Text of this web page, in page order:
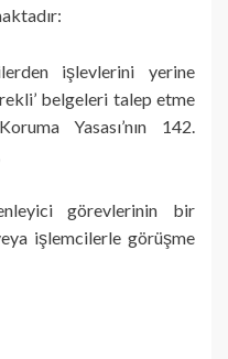
işlevlerini yerine
belgeleri talep etme
Yasası’nın 142.
görevlerinin bir
işlemcilerle görüşme